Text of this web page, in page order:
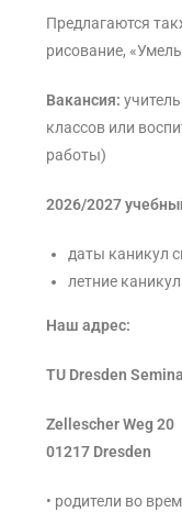
Предлагаются
рисование,
Вакансия:
классов или
работы)
2026/2027
даты каникул
летние
Наш адрес:
TU Dresden
Zellescher Weg 20
01217 Dresden
• родители во